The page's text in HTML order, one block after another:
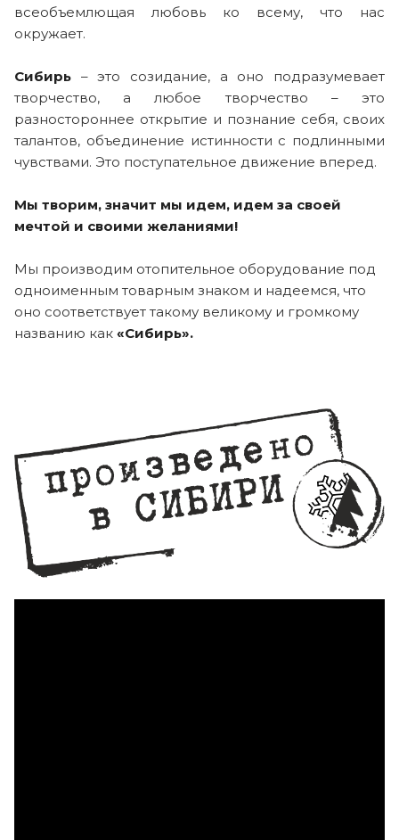
всеобъемлющая любовь ко всему, что нас
окружает.
Сибирь – это созидание, а оно подразумевает
творчество, а любое творчество – это
разностороннее открытие и познание себя, своих
талантов, объединение истинности с подлинными
чувствами. Это поступательное движение вперед.
Мы творим, значит мы идем, идем за своей
мечтой и своими желаниями!
Мы производим отопительное оборудование под
одноименным товарным знаком и надеемся, что
оно соответствует такому великому и громкому
названию как «Сибирь».